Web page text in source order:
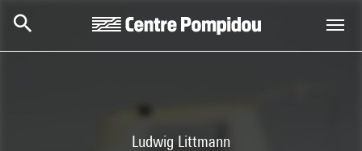
Ludwig Littmann